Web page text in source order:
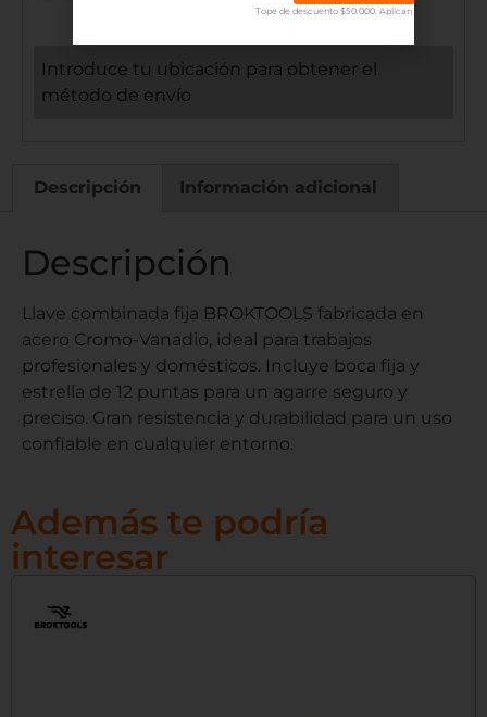
Introduce tu ubicación para obtener el
método de envío
Descripción Información adicional
Descripción
Llave combinada fija BROKTOOLS fabricada en
acero Cromo-Vanadio, ideal para trabajos
profesionales y domésticos. Incluye boca fija y
estrella de 12 puntas para un agarre seguro y
preciso. Gran resistencia y durabilidad para un uso
confiable en cualquier entorno.
Además te podría
interesar
Tope de descuento $50.000. Aplican terminos.